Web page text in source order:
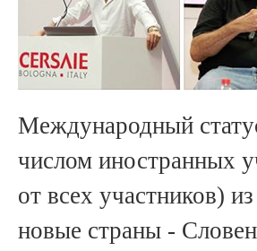
Международный
числом иностранных
от всех участников)
новые страны -